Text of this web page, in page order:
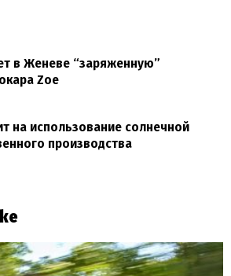
в Женеве “заряженную”
Zoe
на использование солнечной
производства